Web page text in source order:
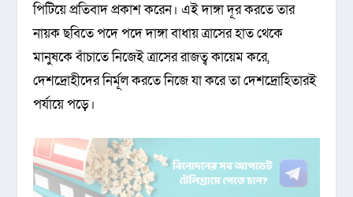
পিটিয়ে প্রতিবাদ প্রকাশ করেন। এই দাঙ্গা দূর করতে তার
নায়ক ছবিতে পদে পদে দাঙ্গা বাধায় ত্রাসের হাত থেকে
মানুষকে বাঁচাতে নিজেই ত্রাসের রাজত্ব কায়েম করে,
দেশদ্রোহীদের নির্মূল করতে নিজে যা করে তা দেশদ্রোহিতারই
পর্যায়ে পড়ে।